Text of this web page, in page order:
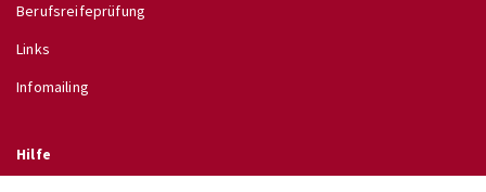
Berufsreifeprüfung
Links
Infomailing
Hilfe